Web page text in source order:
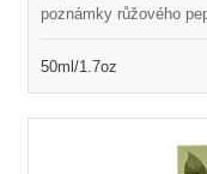
poznámky růžového
50ml/1.7oz